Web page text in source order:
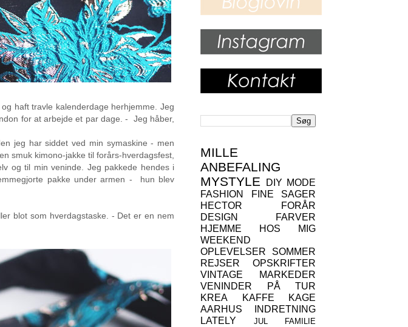
haft travle kalenderdage herhjemme. Jeg
for at arbejde et par dage. - Jeg håber,
jeg har siddet ved min symaskine - men
smuk kimono-jakke til forårs-hverdagsfest,
og til min veninde. Jeg pakkede hendes i
pakke under armen - hun blev
blot som hverdagstaske. - Det er en nem
MILLE
ANBEFALING
MYSTYLE
DIY MODE
FASHION
FINE SAGER
HECTOR
FORÅR
DESIGN
FARVER
HJEMME HOS MIG
WEEKEND
OPLEVELSER
SOMMER
REJSER
OPSKRIFTER
VINTAGE
MARKEDER
VENINDER
PÅ TUR
KREA
KAFFE
KAGE
AARHUS
INDRETNING
LATELY
JUL
FAMILIE